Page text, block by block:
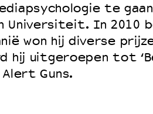
te gaan
Universiteit. In 2010
won hij diverse
hij uitgeroepen tot
Guns.